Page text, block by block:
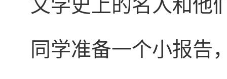
同学准备一个小报告